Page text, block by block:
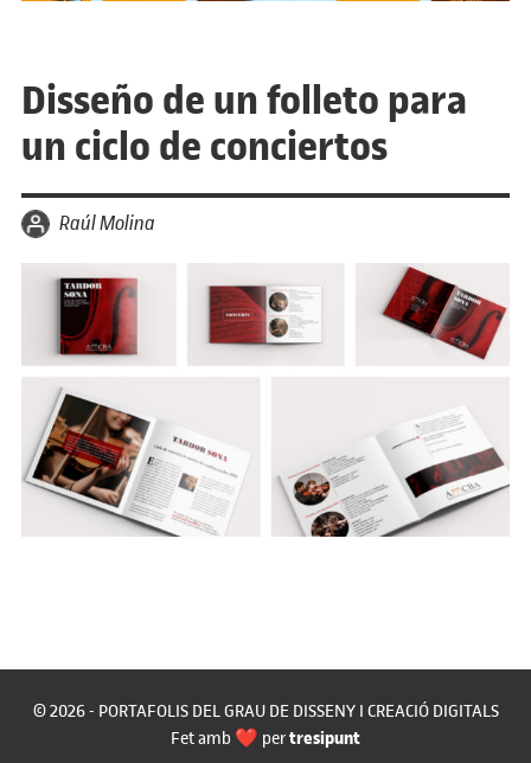
Disseño de un folleto para
un ciclo de conciertos
por Raúl Molina
© 2026 - PORTAFOLIS DEL GRAU DE DISSENY I CREACIÓ DIGITALS
Fet amb ❤️ pertresipunt